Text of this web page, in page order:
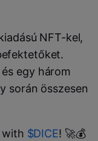
NFT-kel,
egy három
során összesen
with $DICE! 🚀💰